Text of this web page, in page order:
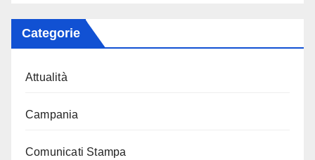
Categorie
Attualità
Campania
Comunicati Stampa